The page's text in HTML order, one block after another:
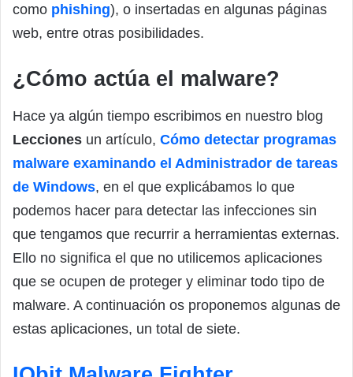
como phishing), o insertadas en algunas páginas
web, entre otras posibilidades.
¿Cómo actúa el malware?
Hace ya algún tiempo escribimos en nuestro blog
Lecciones un artículo, Cómo detectar programas
malware examinando el Administrador de tareas
de Windows, en el que explicábamos lo que
podemos hacer para detectar las infecciones sin
que tengamos que recurrir a herramientas externas.
Ello no significa el que no utilicemos aplicaciones
que se ocupen de proteger y eliminar todo tipo de
malware. A continuación os proponemos algunas de
estas aplicaciones, un total de siete.